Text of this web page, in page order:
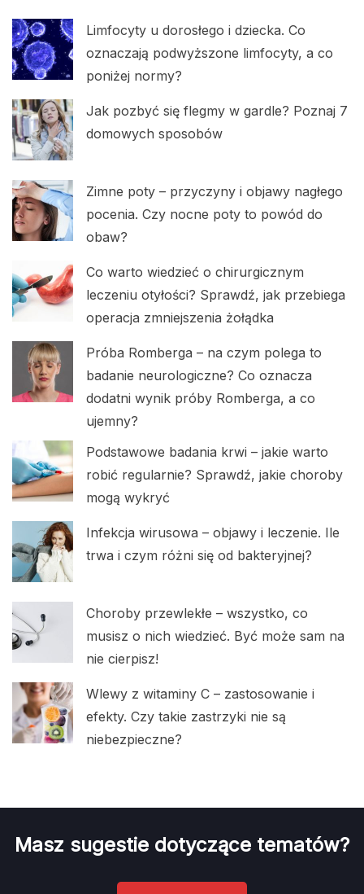
Limfocyty u dorosłego i dziecka. Co
oznaczają podwyższone limfocyty, a co
poniżej normy?
Jak pozbyć się flegmy w gardle? Poznaj 7
domowych sposobów
Zimne poty – przyczyny i objawy nagłego
pocenia. Czy nocne poty to powód do
obaw?
Co warto wiedzieć o chirurgicznym
leczeniu otyłości? Sprawdź, jak przebiega
operacja zmniejszenia żołądka
Próba Romberga – na czym polega to
badanie neurologiczne? Co oznacza
dodatni wynik próby Romberga, a co
ujemny?
Podstawowe badania krwi – jakie warto
robić regularnie? Sprawdź, jakie choroby
mogą wykryć
Infekcja wirusowa – objawy i leczenie. Ile
trwa i czym różni się od bakteryjnej?
Choroby przewlekłe – wszystko, co
musisz o nich wiedzieć. Być może sam na
nie cierpisz!
Wlewy z witaminy C – zastosowanie i
efekty. Czy takie zastrzyki nie są
niebezpieczne?
Masz sugestie dotyczące tematów?